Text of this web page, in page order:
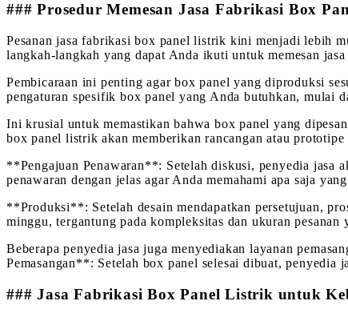
### Prosedur Memesan Jasa Fabrikasi Box
Pesanan jasa fabrikasi box panel listrik kini menjadi lebih
langkah-langkah yang dapat Anda ikuti untuk memesan
Pembicaraan ini penting agar box panel yang diproduksi
pengaturan spesifik box panel yang Anda butuhkan, mulai
Ini krusial untuk memastikan bahwa box panel yang
box panel listrik akan memberikan rancangan atau
**Pengajuan Penawaran**: Setelah diskusi, penyedia jasa
penawaran dengan jelas agar Anda memahami apa saja
**Produksi**: Setelah desain mendapatkan persetujuan,
minggu, tergantung pada kompleksitas dan ukuran pesanan
Beberapa penyedia jasa juga menyediakan layanan
Pemasangan**: Setelah box panel selesai dibuat, penyedia
### Jasa Fabrikasi Box Panel Listrik untuk